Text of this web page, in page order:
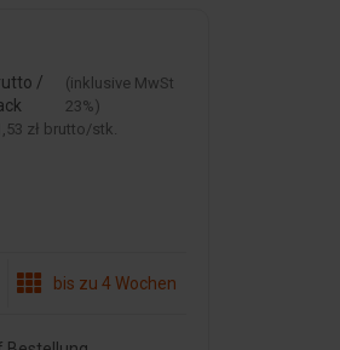
/
(inklusive MwSt
23%)
zł brutto/stk.
bis zu 4 Wochen